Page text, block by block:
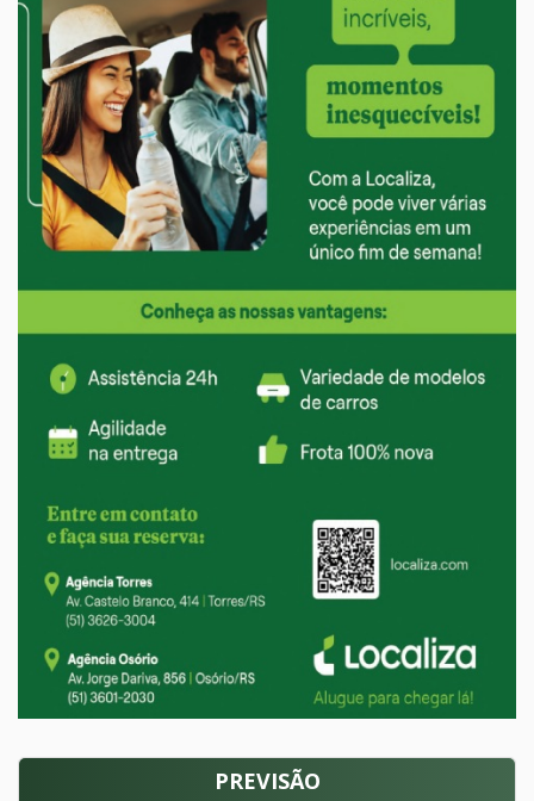
PREVISÃO